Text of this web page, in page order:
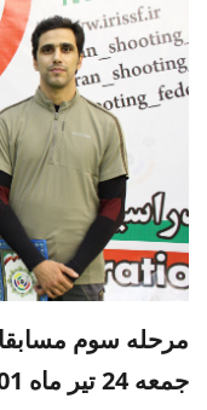
مرحله سوم
جمعه 24 تیر ماه 1401